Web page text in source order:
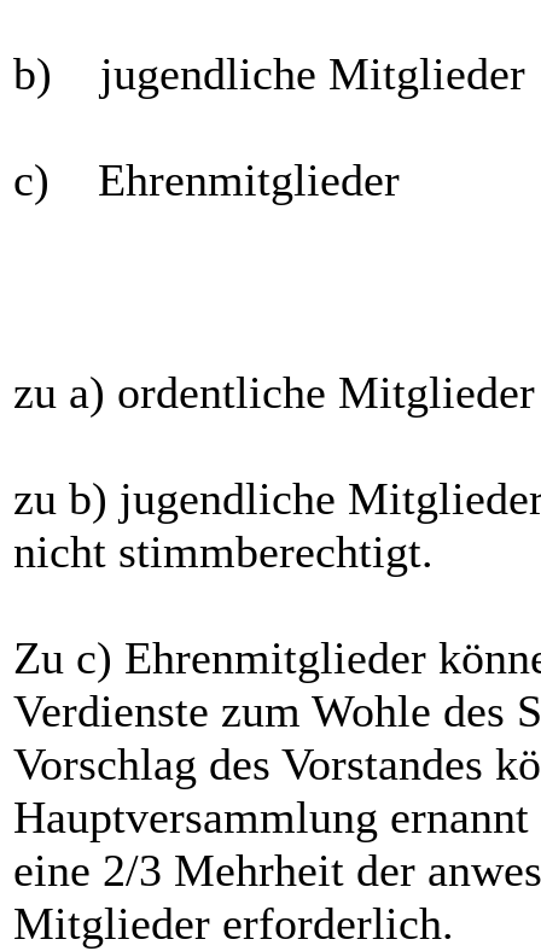
b) jugendliche Mitglieder
c) Ehrenmitglieder
zu a) ordentliche
zu b) jugendliche
nicht stimmberechtigt.
Zu c) Ehrenmitglieder
Verdienste zum Wohle des
Vorschlag des Vorstandes
Hauptversammlung
eine 2/3 Mehrheit der
Mitglieder erforderlich.